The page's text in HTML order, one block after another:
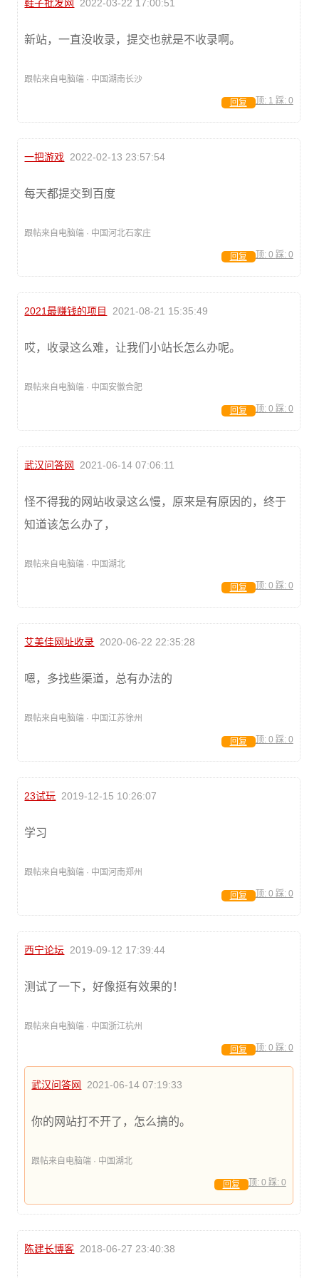
鞋子批发网 2022-03-22 17:00:51
新站，一直没收录，提交也就是不收录啊。
跟帖来自电脑端 · 中国湖南长沙
顶: 1 踩: 0
回复
一把游戏 2022-02-13 23:57:54
每天都提交到百度
跟帖来自电脑端 · 中国河北石家庄
顶: 0 踩: 0
回复
2021最赚钱的项目 2021-08-21 15:35:49
哎，收录这么难，让我们小站长怎么办呢。
跟帖来自电脑端 · 中国安徽合肥
顶: 0 踩: 0
回复
武汉问答网 2021-06-14 07:06:11
怪不得我的网站收录这么慢，原来是有原因的，终于
知道该怎么办了，
跟帖来自电脑端 · 中国湖北
顶: 0 踩: 0
回复
艾美佳网址收录 2020-06-22 22:35:28
嗯，多找些渠道，总有办法的
跟帖来自电脑端 · 中国江苏徐州
顶: 0 踩: 0
回复
23试玩 2019-12-15 10:26:07
学习
跟帖来自电脑端 · 中国河南郑州
顶: 0 踩: 0
回复
西宁论坛 2019-09-12 17:39:44
测试了一下，好像挺有效果的！
跟帖来自电脑端 · 中国浙江杭州
顶: 0 踩: 0
回复
武汉问答网 2021-06-14 07:19:33
你的网站打不开了，怎么搞的。
跟帖来自电脑端 · 中国湖北
顶: 0 踩: 0
回复
陈建长博客 2018-06-27 23:40:38